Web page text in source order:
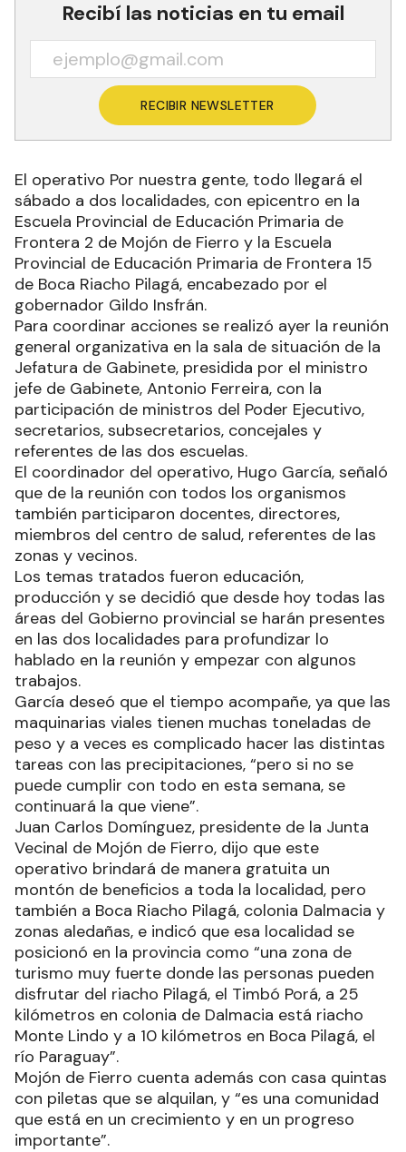
Recibí las noticias en tu email
RECIBIR NEWSLETTER
El operativo Por nuestra gente, todo llegará el
sábado a dos localidades, con epicentro en la
Escuela Provincial de Educación Primaria de
Frontera 2 de Mojón de Fierro y la Escuela
Provincial de Educación Primaria de Frontera 15
de Boca Riacho Pilagá, encabezado por el
gobernador Gildo Insfrán.
Para coordinar acciones se realizó ayer la reunión
general organizativa en la sala de situación de la
Jefatura de Gabinete, presidida por el ministro
jefe de Gabinete, Antonio Ferreira, con la
participación de ministros del Poder Ejecutivo,
secretarios, subsecretarios, concejales y
referentes de las dos escuelas.
El coordinador del operativo, Hugo García, señaló
que de la reunión con todos los organismos
también participaron docentes, directores,
miembros del centro de salud, referentes de las
zonas y vecinos.
Los temas tratados fueron educación,
producción y se decidió que desde hoy todas las
áreas del Gobierno provincial se harán presentes
en las dos localidades para profundizar lo
hablado en la reunión y empezar con algunos
trabajos.
García deseó que el tiempo acompañe, ya que las
maquinarias viales tienen muchas toneladas de
peso y a veces es complicado hacer las distintas
tareas con las precipitaciones, “pero si no se
puede cumplir con todo en esta semana, se
continuará la que viene”.
Juan Carlos Domínguez, presidente de la Junta
Vecinal de Mojón de Fierro, dijo que este
operativo brindará de manera gratuita un
montón de beneficios a toda la localidad, pero
también a Boca Riacho Pilagá, colonia Dalmacia y
zonas aledañas, e indicó que esa localidad se
posicionó en la provincia como “una zona de
turismo muy fuerte donde las personas pueden
disfrutar del riacho Pilagá, el Timbó Porá, a 25
kilómetros en colonia de Dalmacia está riacho
Monte Lindo y a 10 kilómetros en Boca Pilagá, el
río Paraguay”.
Mojón de Fierro cuenta además con casa quintas
con piletas que se alquilan, y “es una comunidad
que está en un crecimiento y en un progreso
importante”.